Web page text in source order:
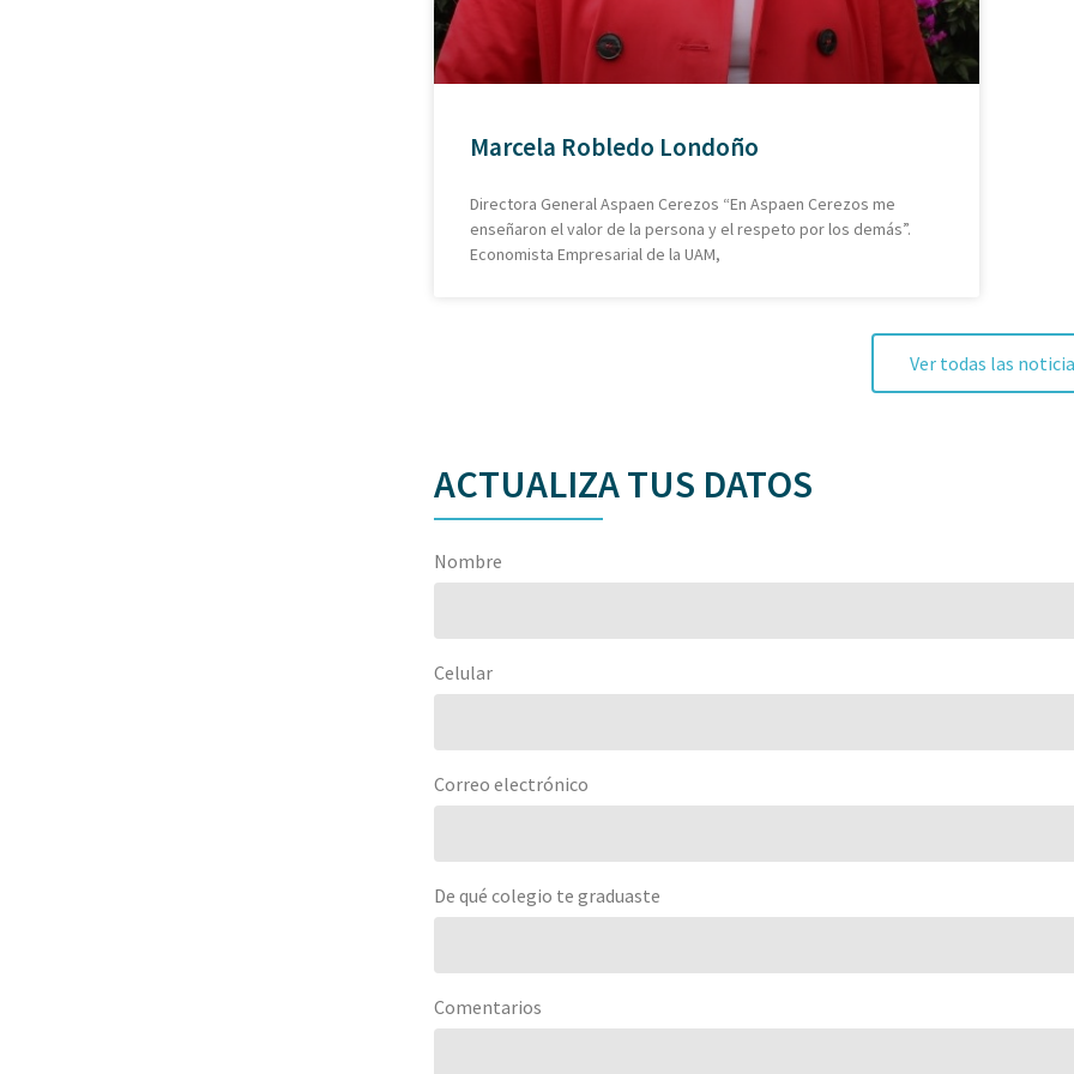
Marcela Robledo Londoño
Directora General Aspaen Cerezos “En Aspaen Cerezos me
enseñaron el valor de la persona y el respeto por los demás”.
Economista Empresarial de la UAM,
Ver todas las
ACTUALIZA TUS DATOS
Nombre
Celular
Correo electrónico
De qué colegio te graduaste
Comentarios